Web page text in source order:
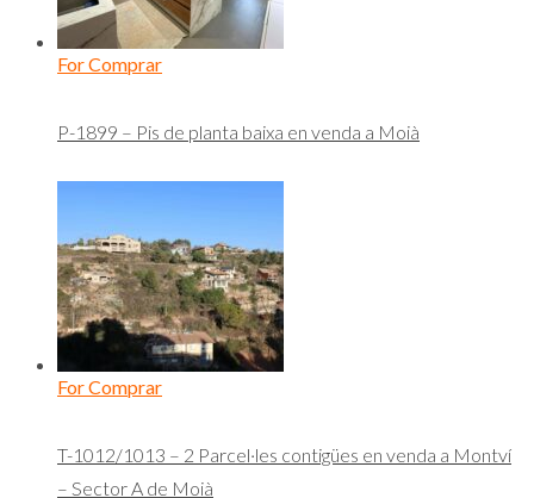
For Comprar
P-1899 – Pis de planta baixa en venda a Moià
For Comprar
T-1012/1013 – 2 Parcel·les contigües en venda a Montví
– Sector A de Moià